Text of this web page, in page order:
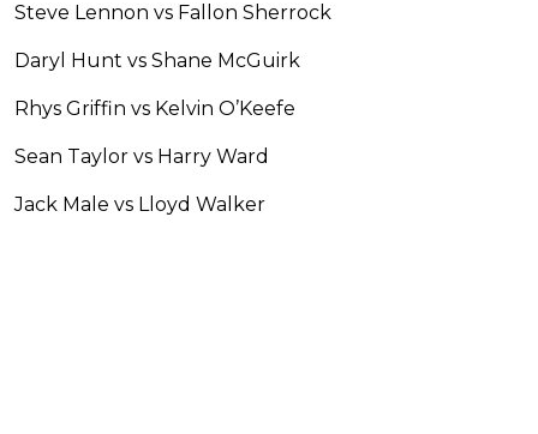
Steve Lennon vs Fallon Sherrock
Daryl Hunt vs Shane McGuirk
Rhys Griffin vs Kelvin O’Keefe
Sean Taylor vs Harry Ward
Jack Male vs Lloyd Walker